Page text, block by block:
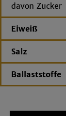
davon Zucker
Eiweiß
Salz
Ballaststoffe